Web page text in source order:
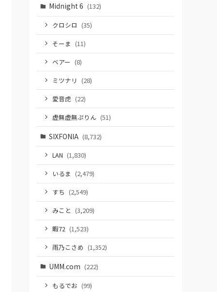
Midnight 6 (132)
クロシロ (35)
そーま (11)
ベアー (8)
ミツナリ (28)
愛音虎 (22)
虚無虚無ぷりん (51)
SIXFONIA (8,732)
LAN (1,830)
いるま (2,479)
すち (2,549)
みこと (3,209)
暇72 (1,523)
雨乃こさめ (1,352)
UMM.com (222)
もるでお (99)